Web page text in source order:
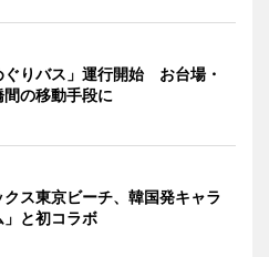
ぐりバス」運行開始 お台場・
の移動手段に
ス東京ビーチ、韓国発キャラ
」と初コラボ